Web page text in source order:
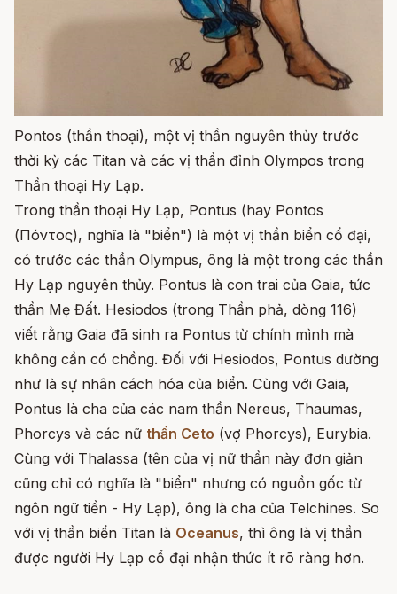
Pontos (thần thoại), một vị thần nguyên thủy trước
thời kỳ các Titan và các vị thần đỉnh Olympos trong
Thần thoại Hy Lạp.
Trong thần thoại Hy Lạp, Pontus (hay Pontos
(Πόντος), nghĩa là "biển") là một vị thần biển cổ đại,
có trước các thần Olympus, ông là một trong các thần
Hy Lạp nguyên thủy. Pontus là con trai của Gaia, tức
thần Mẹ Đất. Hesiodos (trong Thần phả, dòng 116)
viết rằng Gaia đã sinh ra Pontus từ chính mình mà
không cần có chồng. Đối với Hesiodos, Pontus dường
như là sự nhân cách hóa của biển. Cùng với Gaia,
Pontus là cha của các nam thần Nereus, Thaumas,
Phorcys và các nữ thần Ceto (vợ Phorcys), Eurybia.
Cùng với Thalassa (tên của vị nữ thần này đơn giản
cũng chỉ có nghĩa là "biển" nhưng có nguồn gốc từ
ngôn ngữ tiền - Hy Lạp), ông là cha của Telchines. So
với vị thần biển Titan là Oceanus, thì ông là vị thần
được người Hy Lạp cổ đại nhận thức ít rõ ràng hơn.